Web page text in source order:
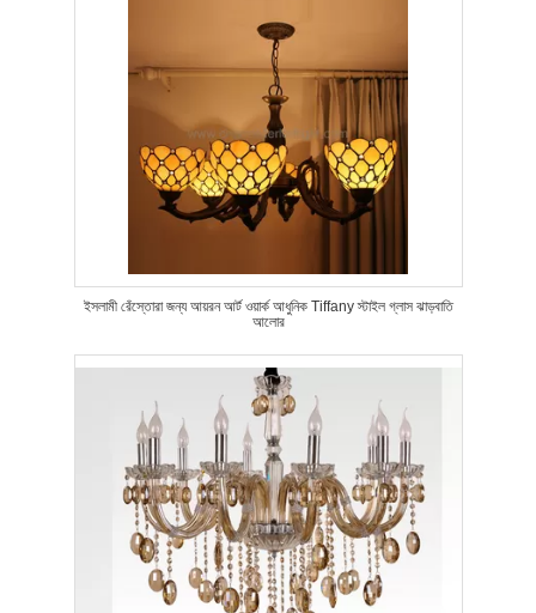
ইসলামী রেঁস্তোরা জন্য আয়রন আর্ট ওয়ার্ক আধুনিক Tiffany স্টাইল গ্লাস ঝাড়বাতি
আলোর